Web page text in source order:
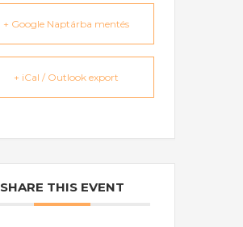
+ Google Naptárba mentés
+ iCal / Outlook export
SHARE THIS EVENT